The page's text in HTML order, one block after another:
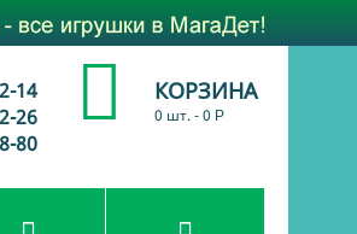
14
26
80
КОРЗИНА
0 шт.-0 Р